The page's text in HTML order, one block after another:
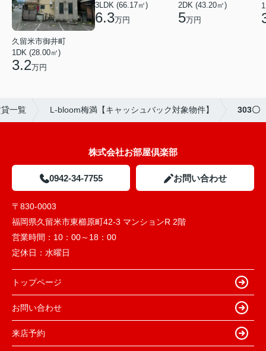
久留米市御井町
1DK (28.00㎡)
3.2万円
3LDK (66.17㎡)
6.3万円
2DK (43.20㎡)
5万円
一覧 L-bloom梅満【キャッシュバック対象物件】 303〇
株式会社お部屋倶楽部
0942-34-7755 お問い合わせ
〒830-0003
福岡県久留米市東櫛原町42-3 マンションR 2階
営業時間： 10：00～18：00
定休日： 水曜日
トップページ
お問い合わせ
来店予約